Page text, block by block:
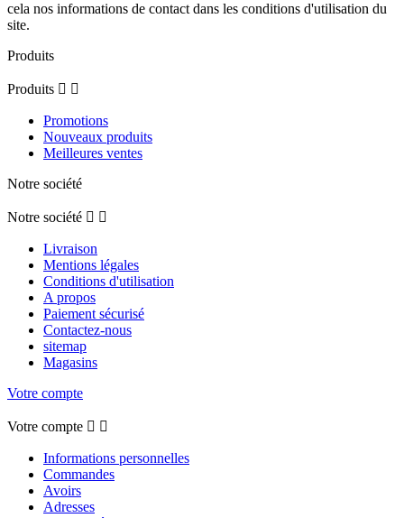
cela nos informations de contact dans les conditions d'utilisation du
site.
Produits
Produits  
Promotions
Nouveaux produits
Meilleures ventes
Notre société
Notre société  
Livraison
Mentions légales
Conditions d'utilisation
A propos
Paiement sécurisé
Contactez-nous
sitemap
Magasins
Votre compte
Votre compte  
Informations personnelles
Commandes
Avoirs
Adresses